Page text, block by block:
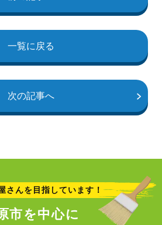
一覧に戻る
次の記事へ
さんを目指しています！
市を中心に